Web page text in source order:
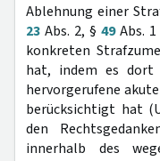
Ablehnung einer
23 Abs. 2, § 49Abs.
konkreten
hat, indem es dort
hervorgerufene
berücksichtigt hat
den
innerhalb des